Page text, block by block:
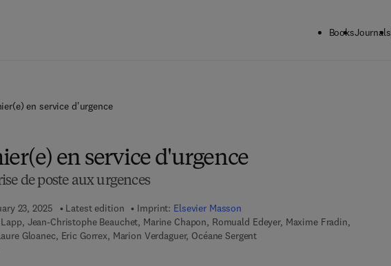
BooksJournals
en service d'urgence
en service d'urgence
de poste aux urgences
23, 2025 Latest edition Imprint: Elsevier Masson
Jean-Christophe Beauchet, Marine Chapon, Romuald Edeyer, Maxime Fradin,
Gloanec, Eric Gorrex, Marion Verdaguer, Océane Sergent